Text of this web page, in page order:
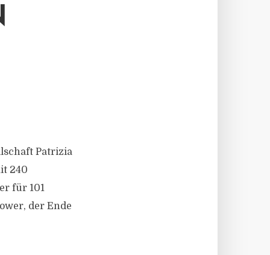
Patrizia
240
für 101
der Ende